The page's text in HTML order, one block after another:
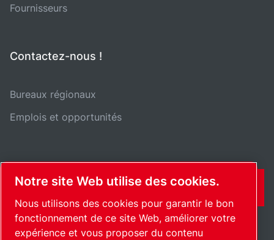
Fournisseurs
Contactez-nous !
Bureaux régionaux
Emplois et opportunités
CONTACT
Notre site Web utilise des cookies.
Nous utilisons des cookies pour garantir le bon
fonctionnement de ce site Web, améliorer votre
expérience et vous proposer du contenu